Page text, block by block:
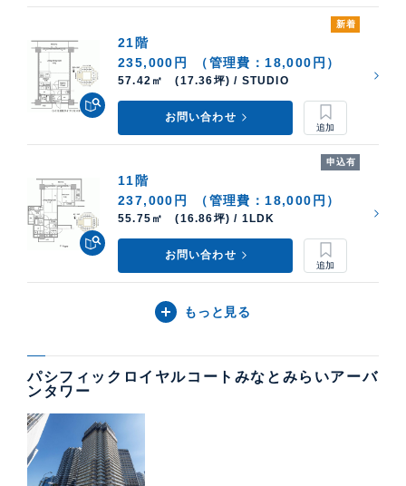
新着
21階
235,000円
（管理費：18,000円）
57.42㎡ (17.36坪) / STUDIO
お問い合わせ
申込有
11階
237,000円
（管理費：18,000円）
55.75㎡ (16.86坪) / 1LDK
お問い合わせ
もっと見る
パシフィックロイヤルコートみなとみらいアーバ
ンタワー